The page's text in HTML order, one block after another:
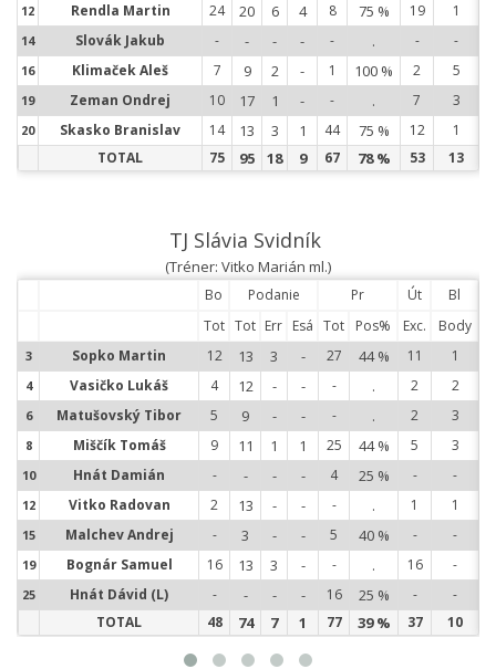
12 Rendla Martin 24 20 6 4 8 75 % 19 1
14 Slovák Jakub - - - - - . - -
16 Klimaček Aleš 7 9 2 - 1 100 % 2 5
19 Zeman Ondrej 10 17 1 - - . 7 3
20 Skasko Branislav 14 13 3 1 44 75 % 12
1
TOTAL
75 95 18 9 67 78 % 53 13
TJ Slávia Svidník
(Tréner: Vitko Marián ml.)
Bo Podanie Pr Út
Bl
Tot Tot Err Esá Tot Pos% Exc. Body
3 Sopko Martin 12 13 3 - 27 44 % 11 1
4 Vasičko Lukáš 4 12 - - - . 2 2
6 Matušovský Tibor 5 9 - - - . 2 3
8 Miščík Tomáš 9 11 1 1 25 44 % 5 3
10 Hnát Damián - - - - 4 25 % - -
12 Vitko Radovan 2 13 - - - . 1 1
15 Malchev Andrej - 3 - - 5 40 % - -
19 Bognár Samuel 16 13 3 - - . 16 -
25 Hnát Dávid (L) - - - - 16 25 % -
-
TOTAL
48 74 7 1 77 39 % 37 10